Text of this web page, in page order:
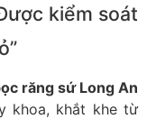
kiểm soát
răng sứ Long An
khoa, khắt khe từ